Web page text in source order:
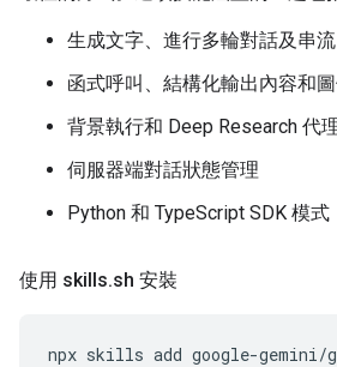
生成文字、進行多輪對話及串流
函式呼叫、結構化輸出內容和
背景執行和 Deep Research 代
伺服器端對話狀態管理
Python 和 TypeScript SDK 模式
使用 skills.sh 安裝
npx skills add google-